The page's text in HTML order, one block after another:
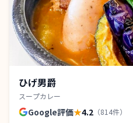
ひげ男爵
スープカレー
Google評価★4.2 （814件）